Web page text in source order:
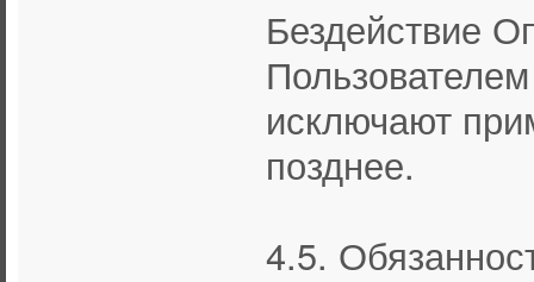
Бездействие
исключают
позднее.
4.5.